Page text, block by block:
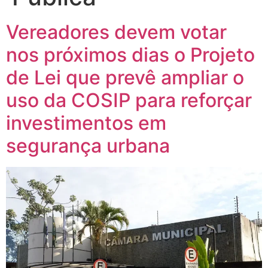
Vereadores devem votar
nos próximos dias o Projeto
de Lei que prevê ampliar o
uso da COSIP para reforçar
investimentos em
segurança urbana